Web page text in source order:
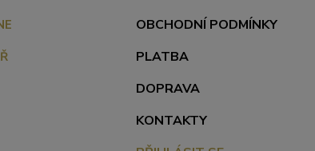
OBCHODNÍ PODMÍNKY
PLATBA
DOPRAVA
KONTAKTY